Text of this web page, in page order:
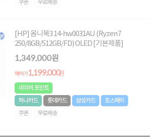
쿠폰 무료배송
[HP] 옴니북3 14-hw0031AU (Ryzen7
250/8GB/512GB/FD) OLED [기본제품]
1,349,000원
혜택가1,199,000원
네이버 포인트
하나카드
롯데카드 삼성카드
토스페이
쿠폰
무료배송